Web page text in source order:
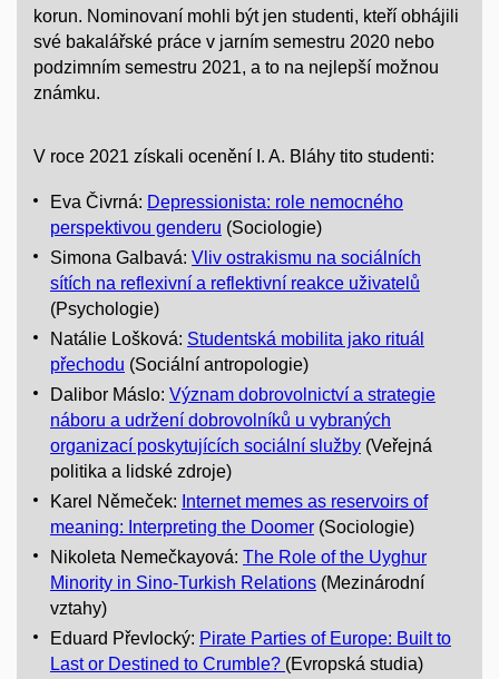
korun. Nominovaní mohli být jen studenti, kteří obhájili
své bakalářské práce v jarním semestru 2020 nebo
podzimním semestru 2021, a to na nejlepší možnou
známku.
V roce 2021 získali ocenění I. A. Bláhy tito studenti:
Eva Čivrná: Depressionista: role nemocného
perspektivou genderu (Sociologie)
Simona Galbavá: Vliv ostrakismu na sociálních
sítích na reflexivní a reflektivní reakce uživatelů
(Psychologie)
Natálie Lošková: Studentská mobilita jako rituál
přechodu (Sociální antropologie)
Dalibor Máslo: Význam dobrovolnictví a strategie
náboru a udržení dobrovolníků u vybraných
organizací poskytujících sociální služby (Veřejná
politika a lidské zdroje)
Karel Němeček: Internet memes as reservoirs of
meaning: Interpreting the Doomer (Sociologie)
Nikoleta Nemečkayová: The Role of the Uyghur
Minority in Sino-Turkish Relations (Mezinárodní
vztahy)
Eduard Převlocký: Pirate Parties of Europe: Built to
Last or Destined to Crumble? (Evropská studia)